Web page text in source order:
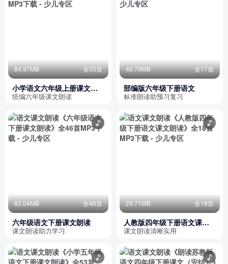
84.97MB 全35首
小学语文六年级上册课文朗
读
统编六年级课文朗读
46.79MB 全17首
部编版六年级下册语文
标准朗读助预习复习
82.04MB 全46首
六年级语文下册课文朗读
课文朗读助力学习
29.71MB 全18首
人教版四年级下册语文课文
朗读
课文朗读清晰实用